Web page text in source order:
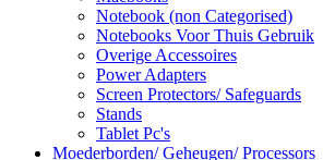
Notebook (non Categorised)
Notebooks Voor Thuis Gebruik
Overige Accessoires
Power Adapters
Screen Protectors/ Safeguards
Stands
Tablet Pc's
Moederborden/ Geheugen/ Processors